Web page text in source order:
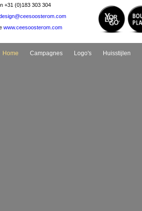
+31 (0)183 303 304
www.ceesoosterom.com
Home Campagnes Logo's Huisstijlen